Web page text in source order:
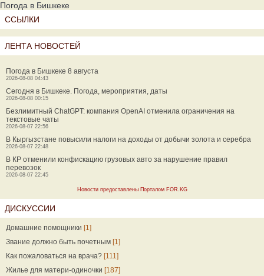
Погода в Бишкеке
ССЫЛКИ
ЛЕНТА НОВОСТЕЙ
Погода в Бишкеке 8 августа
2026-08-08 04:43
Сегодня в Бишкеке. Погода, мероприятия, даты
2026-08-08 00:15
Безлимитный ChatGPT: компания OpenAI отменила ограничения на
текстовые чаты
2026-08-07 22:56
В Кыргызстане повысили налоги на доходы от добычи золота и серебра
2026-08-07 22:48
В КР отменили конфискацию грузовых авто за нарушение правил
перевозок
2026-08-07 22:45
Новости предоставлены Порталом FOR.KG
ДИСКУССИИ
Домашние помощники [1]
Звание должно быть почетным [1]
Как пожаловаться на врача? [111]
Жилье для матери-одиночки [187]